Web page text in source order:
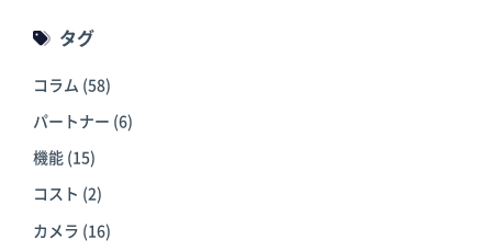
タグ
コラム (58)
パートナー (6)
機能 (15)
コスト (2)
カメラ (16)